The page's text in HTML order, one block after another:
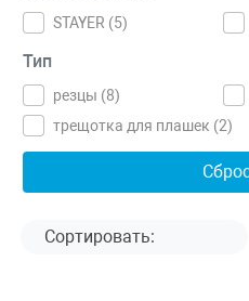
STAYER (5)
Тип
резцы (8)
трещотка для плашек (2)